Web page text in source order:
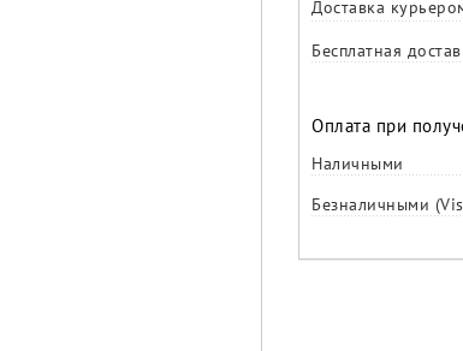
Доставка
Бесплатная
Оплата при
Наличными
Безналичными